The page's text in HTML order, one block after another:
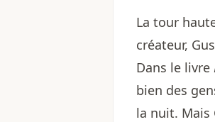
La tour
créateur,
Dans le livre
bien des
la nuit. Mais